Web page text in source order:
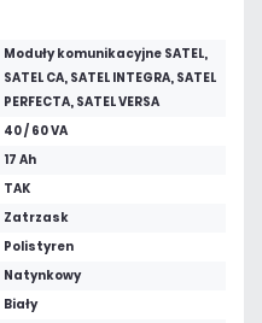
Moduły komunikacyjne SATEL,
SATEL CA, SATEL INTEGRA, SATEL
PERFECTA, SATEL VERSA
40 / 60 VA
17 Ah
TAK
Zatrzask
Polistyren
Natynkowy
Biały